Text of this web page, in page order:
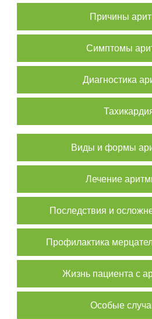
Причины
Симптомы
Диагностика
Виды и формы
Лечение
Последствия и
Профилактика
Жизнь пациента с
Особые